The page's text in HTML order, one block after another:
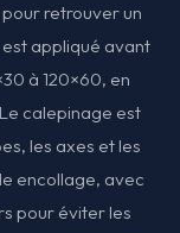
retrouver un
appliqué avant
à 120×60, en
calepinage est
les axes et les
encollage, avec
pour éviter les